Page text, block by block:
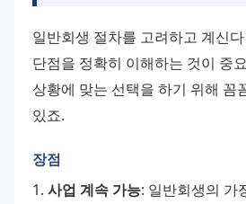
일반회생 절차를 고려하고 계신
단점을 정확히 이해하는 것이 중
상황에 맞는 선택을 하기 위해 꼼
있죠.
장점
1. 사업 계속 가능: 일반회생의 가